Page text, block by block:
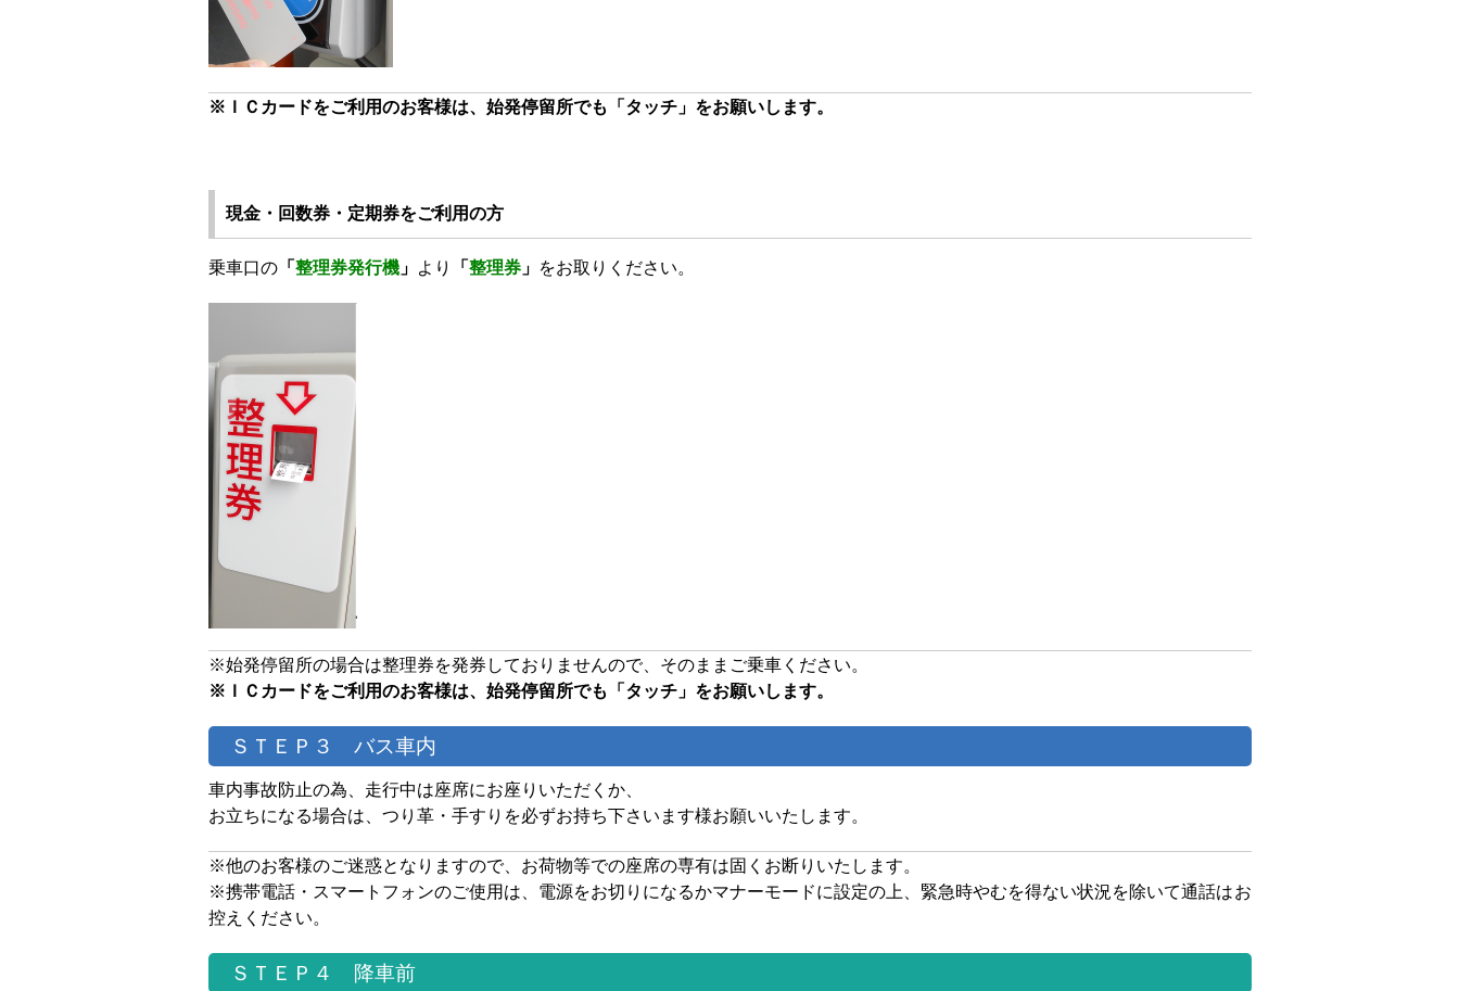
※ＩＣカードをご利用のお客様は、始発停留所でも「タッチ」をお願いします。
現金・回数券・定期券をご利用の方
乗車口の「 整理券発行機」 より 「 整理券」 をお取りください。
※始発停留所の場合は整理券を発券しておりませんので、そのままご乗車ください。
※ＩＣカードをご利用のお客様は、始発停留所でも「タッチ」をお願いします。
ＳＴＥＰ３ バス車内
車内事故防止の為、走行中は座席にお座りいただくか、
お立ちになる場合は、つり革・手すりを必ずお持ち下さいます様お願いいたします。
※他のお客様のご迷惑となりますので、お荷物等での座席の専有は固くお断りいたします。
※携帯電話・スマートフォンのご使用は、電源をお切りになるかマナーモードに設定の上、緊急時やむを得ない状況を除いて通話はお
控えください。
ＳＴＥＰ４ 降車前